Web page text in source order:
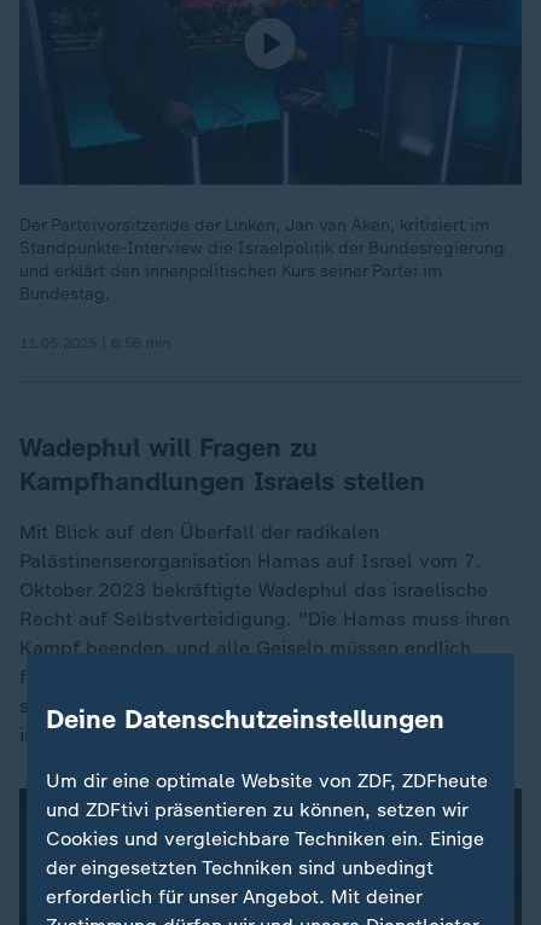
Der Parteivorsitzende der Linken, Jan van Aken, kritisiert im
Standpunkte-Interview die Israelpolitik der Bundesregierung
und erklärt den innenpolitischen Kurs seiner Partei im
Bundestag.
Wadephul will Fragen zu
Kampfhandlungen Israels stellen
Mit Blick auf den Überfall der radikalen
Palästinenserorganisation Hamas auf Israel vom 7.
Oktober 2023 bekräftigte Wadephul das israelische
Recht auf Selbstverteidigung. "Die Hamas muss ihren
Kampf beenden, und alle Geiseln müssen endlich
freikommen", forderte er. Allerdings kündigte er für
seinen Besuch auch Fragen zu den "seit März wieder
intensivierten Kampfhandlungen" durch Israel an.
Deine Datenschutzeinstellungen
Um dir eine optimale Website von ZDF, ZDFheute
und ZDFtivi präsentieren zu können, setzen wir
Cookies und vergleichbare Techniken ein. Einige
der eingesetzten Techniken sind unbedingt
erforderlich für unser Angebot. Mit deiner